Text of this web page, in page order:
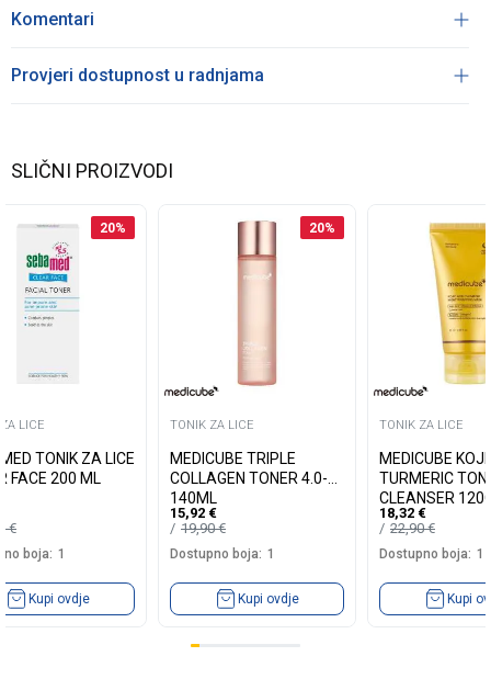
Komentari
Provjeri dostupnost u radnjama
SLIČNI PROIZVODI
20%
LICE
TONIK ZA LICE
FACE 200 ML
€
boja: 1
Kupi ovdje
20%
TONIK ZA LICE
MEDICUBE TRIPLE
COLLAGEN TONER 4.0-
140ML
15,92 €
19,90€
Dostupno boja: 1
Kupi ovdje
TONIK ZA LICE
MEDICUBE
TURMERIC
CLEANSER
18,32 €
22,90€
Dostupno boja: 1
Kupi